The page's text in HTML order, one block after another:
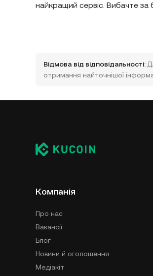
найкращий сервіс. Вибачте за
Відмова від відповідальності:
отримання найточнішої
Компанія
Про нас
Вакансії
Блог
Новини й оголошення
Медіакіт